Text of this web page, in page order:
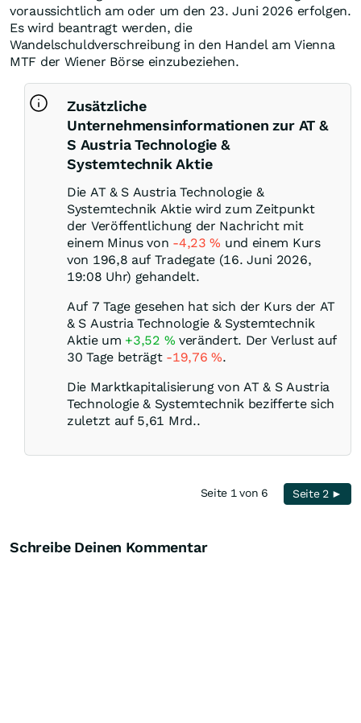
voraussichtlich am oder um den 23. Juni 2026 erfolgen.
Es wird beantragt werden, die
Wandelschuldverschreibung in den Handel am Vienna
MTF der Wiener Börse einzubeziehen.
Zusätzliche
Unternehmensinformationen zur AT &
S Austria Technologie &
Systemtechnik Aktie
Die AT & S Austria Technologie &
Systemtechnik Aktie wird zum Zeitpunkt
der Veröffentlichung der Nachricht mit
einem Minus von -4,23% und einem Kurs
von 196,8 auf Tradegate (16. Juni 2026,
19:08 Uhr) gehandelt.
Auf 7 Tage gesehen hat sich der Kurs der AT
& S Austria Technologie & Systemtechnik
Aktie um +3,52 % verändert. Der Verlust auf
30 Tage beträgt -19,76%.
Die Marktkapitalisierung von AT & S Austria
Technologie & Systemtechnik bezifferte sich
zuletzt auf 5,61 Mrd..
Seite 1 von 6 Seite 2 ►
Schreibe Deinen Kommentar